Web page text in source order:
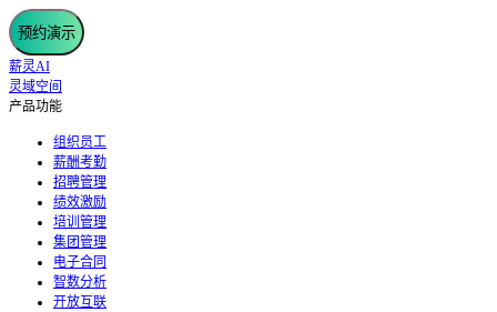
预约演示
薪灵AI
灵域空间
产品功能
组织员工
薪酬考勤
招聘管理
绩效激励
培训管理
集团管理
电子合同
智数分析
开放互联